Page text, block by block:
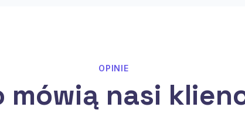
OPINIE
mówią nasi